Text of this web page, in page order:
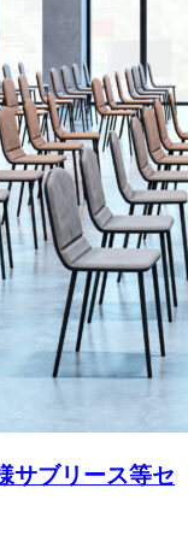
サブリース等セ